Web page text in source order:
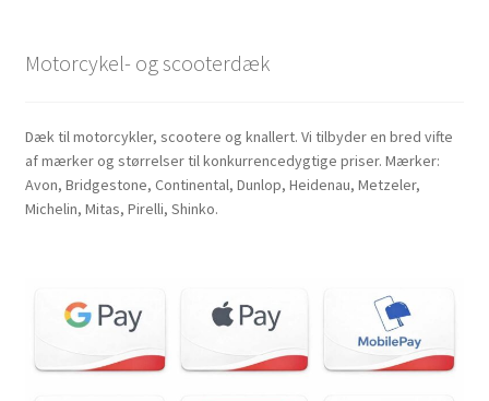
Motorcykel- og scooterdæk
Dæk til motorcykler, scootere og knallert. Vi tilbyder en bred vifte
af mærker og størrelser til konkurrencedygtige priser. Mærker:
Avon, Bridgestone, Continental, Dunlop, Heidenau, Metzeler,
Michelin, Mitas, Pirelli, Shinko.